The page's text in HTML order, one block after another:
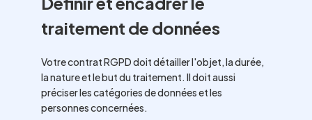
traitement de données
Votre contrat RGPD doit détailler l'objet, la durée,
la nature et le but du traitement. Il doit aussi
préciser les catégories de données et les
personnes concernées.